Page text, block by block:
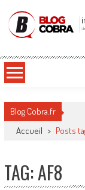
Blog Cobra
Blog Cobra.fr
Accueil > Posts
TAG: AF8